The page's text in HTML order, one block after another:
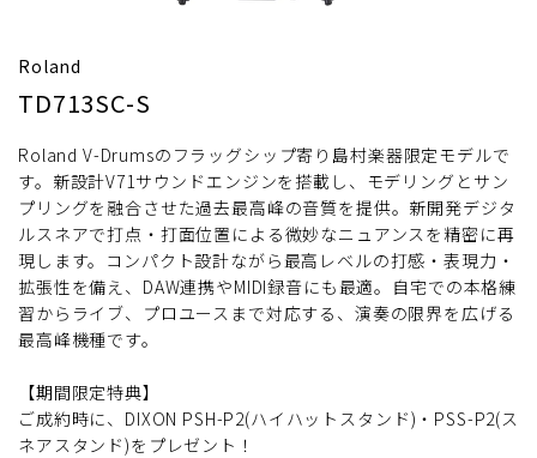
Roland
TD713SC-S
Roland V-Drumsのフラッグシップ寄り島村楽器限定モデルで
す。新設計V71サウンドエンジンを搭載し、モデリングとサン
プリングを融合させた過去最高峰の音質を提供。新開発デジタ
ルスネアで打点・打面位置による微妙なニュアンスを精密に再
現します。コンパクト設計ながら最高レベルの打感・表現力・
拡張性を備え、DAW連携やMIDI録音にも最適。自宅での本格練
習からライブ、プロユースまで対応する、演奏の限界を広げる
最高峰機種です。
【期間限定特典】
ご成約時に、DIXON PSH-P2(ハイハットスタンド)・PSS-P2(ス
ネアスタンド)をプレゼント！